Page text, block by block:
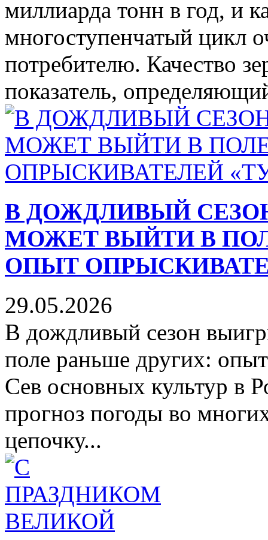
миллиарда тонн в год, и
многоступенчатый цикл
потребителю. Качество
показатель,
В ДОЖДЛИВЫЙ
МОЖЕТ ВЫЙТИ В
ОПЫТ
29.05.2026
В дождливый сезон
поле раньше других:
Сев основных культур в
прогноз погоды во
цепочку...